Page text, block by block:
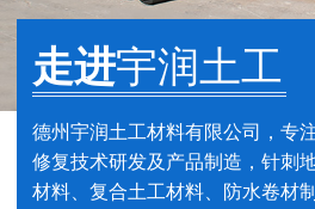
走进宇润土工
德州宇润土工材料有限公司，专
修复技术研发及产品制造，针刺
材料、复合土工材料、防水卷材